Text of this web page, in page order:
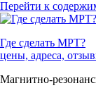
Перейти к
Где сделать МРТ?
цены, адреса,
Магнитно-